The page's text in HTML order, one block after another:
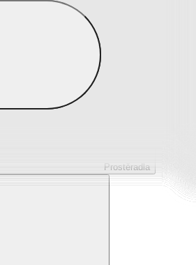
Prostěradla